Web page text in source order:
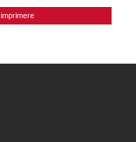
imprimere